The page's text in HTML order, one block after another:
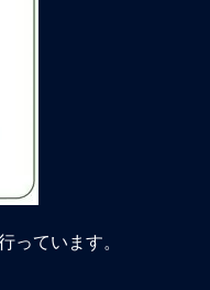
っています。